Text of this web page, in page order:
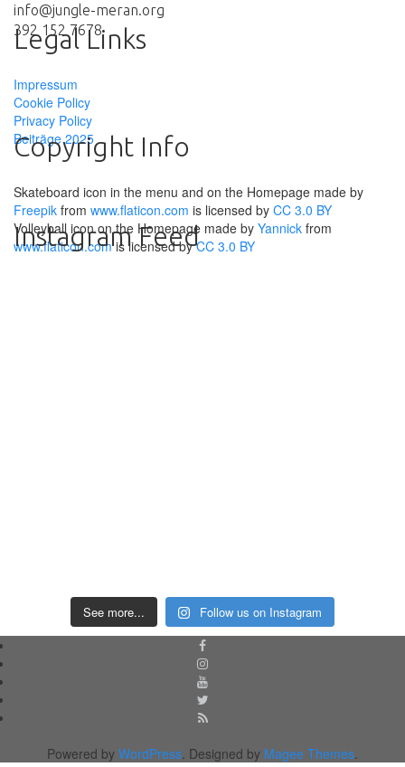
info@jungle-meran.org
392 152 7678
Legal Links
Impressum
Cookie Policy
Privacy Policy
Beiträge 2025
Copyright Info
Skateboard icon in the menu and on the Homepage made by
Freepik from www.flaticon.com is licensed by CC 3.0 BY
Volleyball icon on the Homepage made by Yannick from
www.flaticon.comis licensed byCC 3.0 BY
Instagram Feed
See more... Follow us on Instagram
Powered by WordPress. Designed by Magee Themes.